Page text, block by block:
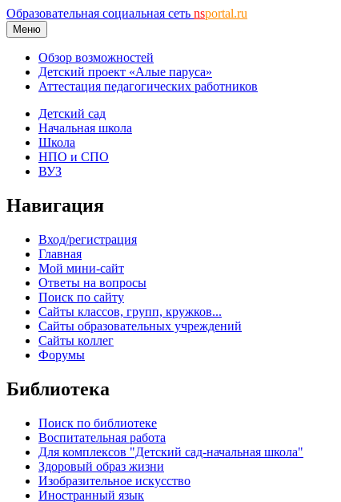
Образовательная социальная сеть nsportal.ru
Меню
Обзор возможностей
Детский проект «Алые паруса»
Аттестация педагогических работников
Детский сад
Начальная школа
Школа
НПО и СПО
ВУЗ
Навигация
Вход/регистрация
Главная
Мой мини-сайт
Ответы на вопросы
Поиск по сайту
Сайты классов, групп, кружков...
Сайты образовательных учреждений
Сайты коллег
Форумы
Библиотека
Поиск по библиотеке
Воспитательная работа
Для комплексов "Детский сад-начальная школа"
Здоровый образ жизни
Изобразительное искусство
Иностранный язык